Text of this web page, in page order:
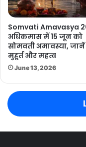
Somvati Amavasya
अधिकमास में 15 जून को
सोमवती अमावस्या,
मुहूर्त और महत्व
June 13, 2026